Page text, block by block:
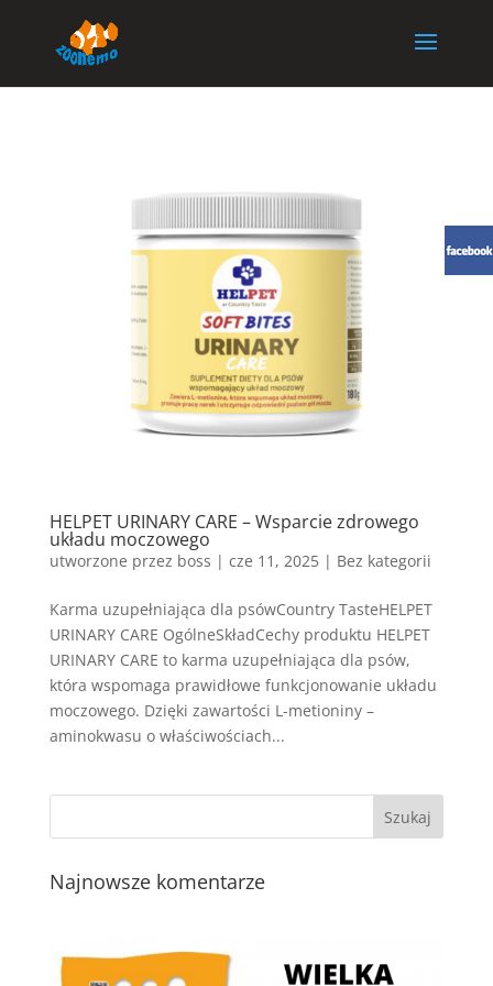
HELPET URINARY CARE – Wsparcie zdrowego
układu moczowego
utworzone przez boss | cze 11, 2025| Bez kategorii
Karma uzupełniająca dla psówCountry TasteHELPET
URINARY CARE OgólneSkładCechy produktu HELPET
URINARY CARE to karma uzupełniająca dla psów,
która wspomaga prawidłowe funkcjonowanie układu
moczowego. Dzięki zawartości L-metioniny –
aminokwasu o właściwościach...
Najnowsze komentarze